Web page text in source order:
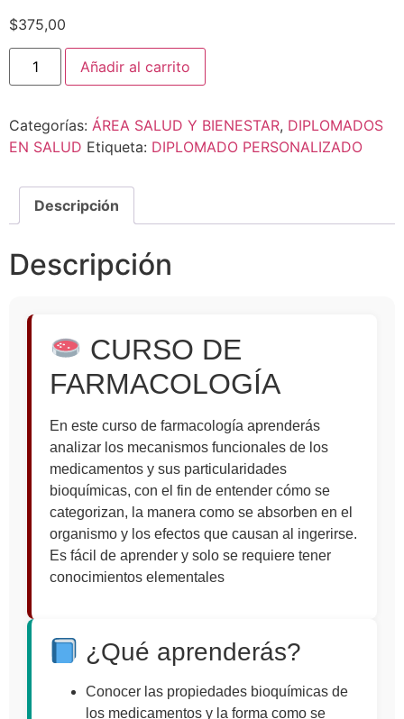
$375,00
Añadir al carrito
Categorías: ÁREA SALUD Y BIENESTAR, DIPLOMADOS
EN SALUD Etiqueta: DIPLOMADO PERSONALIZADO
Descripción
Descripción
CURSO DE
FARMACOLOGÍA
En este curso de farmacología aprenderás
analizar los mecanismos funcionales de los
medicamentos y sus particularidades
bioquímicas, con el fin de entender cómo se
categorizan, la manera como se absorben en el
organismo y los efectos que causan al ingerirse.
Es fácil de aprender y solo se requiere tener
conocimientos elementales
¿Qué aprenderás?
Conocer las propiedades bioquímicas de
los medicamentos y la forma como se